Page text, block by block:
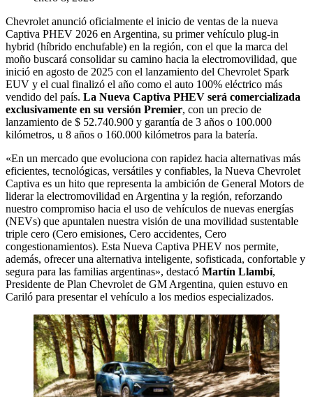
Chevrolet anunció oficialmente el inicio de ventas de la nueva
Captiva PHEV 2026 en Argentina, su primer vehículo plug-in
hybrid (híbrido enchufable) en la región, con el que la marca del
moño buscará consolidar su camino hacia la electromovilidad, que
inició en agosto de 2025 con el lanzamiento del Chevrolet Spark
EUV y el cual finalizó el año como el auto 100% eléctrico más
vendido del país. La Nueva Captiva PHEV será comercializada
exclusivamente en su versión Premier, con un precio de
lanzamiento de $ 52.740.900 y garantía de 3 años o 100.000
kilómetros, u 8 años o 160.000 kilómetros para la batería.
«En un mercado que evoluciona con rapidez hacia alternativas más
eficientes, tecnológicas, versátiles y confiables, la Nueva Chevrolet
Captiva es un hito que representa la ambición de General Motors de
liderar la electromovilidad en Argentina y la región, reforzando
nuestro compromiso hacia el uso de vehículos de nuevas energías
(NEVs) que apuntalen nuestra visión de una movilidad sustentable
triple cero (Cero emisiones, Cero accidentes, Cero
congestionamientos). Esta Nueva Captiva PHEV nos permite,
además, ofrecer una alternativa inteligente, sofisticada, confortable y
segura para las familias argentinas», destacó Martín Llambí,
Presidente de Plan Chevrolet de GM Argentina, quien estuvo en
Cariló para presentar el vehículo a los medios especializados.